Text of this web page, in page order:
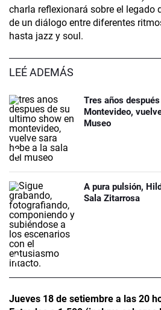
charla reflexionará sobre el legado
de un diálogo entre diferentes
hasta jazz y soul.
LEÉ ADEMÁS
Tres años
Montevideo,
Museo
A pura pulsión,
Sala Zitarrosa
Jueves 18 de setiembre a las 20